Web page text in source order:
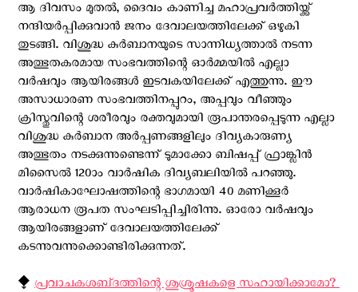
ആ ദിവസം മുതൽ, ദൈവം കാണിച്ച മഹാപ്രവര്‍ത്തിയ്ക്ക്
നന്ദിയര്‍പ്പിക്കുവാന്‍ ജനം ദേവാലയത്തിലേക്ക് ഒഴുകി
തുടങ്ങി. വിശുദ്ധ കുർബാനയുടെ സാന്നിധ്യത്താൽ നടന്ന
അത്ഭുതകരമായ സംഭവത്തിന്റെ ഓര്‍മ്മയില്‍ എല്ലാ
വർഷവും ആയിരങ്ങള്‍ ഇടവകയിലേക്ക് എത്തുന്നു. ഈ
അസാധാരണ സംഭവത്തിനപ്പുറം, അപ്പവും വീഞ്ഞും
ക്രിസ്തുവിന്റെ ശരീരവും രക്തവുമായി രൂപാന്തരപ്പെടുന്ന എല്ലാ
വിശുദ്ധ കുർബാന അര്‍പ്പണങ്ങളിലും ദിവ്യകാരുണ്യ
അത്ഭുതം നടക്കുന്നുണ്ടെന്ന് ടുമാക്കോ ബിഷപ്പ് ഫ്രാങ്ക്ലിൻ
മിസൈൽ 120ാം വാര്‍ഷിക ദിവ്യബലിയില്‍ പറഞ്ഞു.
വാര്‍ഷികാഘോഷത്തിന്റെ ഭാഗമായി 40 മണിക്കൂര്‍
ആരാധന രൂപത സംഘടിപ്പിച്ചിരിന്നു. ഓരോ വര്‍ഷവും
ആയിരങ്ങളാണ് ദേവാലയത്തിലേക്ക്
കടന്നുവന്നുക്കൊണ്ടിരിക്കുന്നത്.
⧪ പ്രവാചകശബ്‌ദത്തിന്റെ ശുശ്രൂഷകളെ സഹായിക്കാമോ? ‍